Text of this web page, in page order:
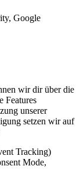
Google
wir dir über die
Features
unserer
setzen wir auf
Tracking)
Mode,